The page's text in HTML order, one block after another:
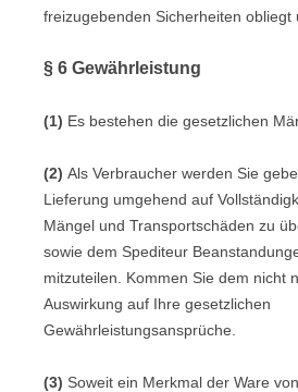
freizugebenden Sicherheiten obliegt
§ 6 Gewährleistung
(1) Es bestehen die gesetzlichen
(2) Als Verbraucher werden Sie
Lieferung umgehend auf
Mängel und Transportschäden zu
sowie dem Spediteur
mitzuteilen. Kommen Sie dem nicht
Auswirkung auf Ihre gesetzlichen
Gewährleistungsansprüche.
(3) Soweit ein Merkmal der Ware